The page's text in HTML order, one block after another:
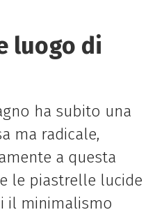
luogo di
ha subito una
ma radicale,
a questa
le piastrelle lucide
il minimalismo